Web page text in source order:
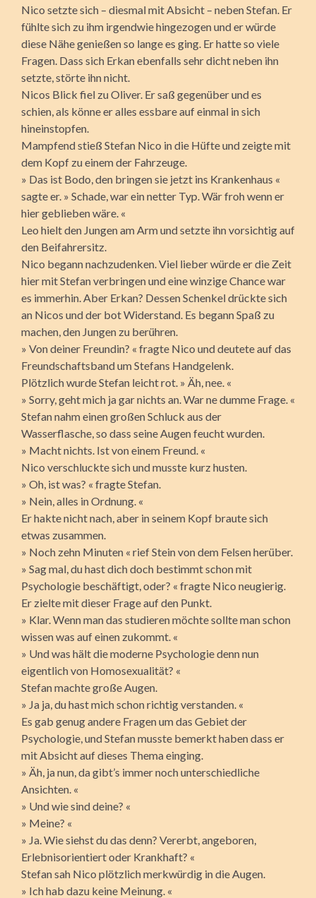
Nico setzte sich – diesmal mit Absicht – neben Stefan. Er
fühlte sich zu ihm irgendwie hingezogen und er würde
diese Nähe genießen so lange es ging. Er hatte so viele
Fragen. Dass sich Erkan ebenfalls sehr dicht neben ihn
setzte, störte ihn nicht.
Nicos Blick fiel zu Oliver. Er saß gegenüber und es
schien, als könne er alles essbare auf einmal in sich
hineinstopfen.
Mampfend stieß Stefan Nico in die Hüfte und zeigte mit
dem Kopf zu einem der Fahrzeuge.
» Das ist Bodo, den bringen sie jetzt ins Krankenhaus «
sagte er. » Schade, war ein netter Typ. Wär froh wenn er
hier geblieben wäre. «
Leo hielt den Jungen am Arm und setzte ihn vorsichtig auf
den Beifahrersitz.
Nico begann nachzudenken. Viel lieber würde er die Zeit
hier mit Stefan verbringen und eine winzige Chance war
es immerhin. Aber Erkan? Dessen Schenkel drückte sich
an Nicos und der bot Widerstand. Es begann Spaß zu
machen, den Jungen zu berühren.
» Von deiner Freundin? « fragte Nico und deutete auf das
Freundschaftsband um Stefans Handgelenk.
Plötzlich wurde Stefan leicht rot. » Äh, nee. «
» Sorry, geht mich ja gar nichts an. War ne dumme Frage. «
Stefan nahm einen großen Schluck aus der
Wasserflasche, so dass seine Augen feucht wurden.
» Macht nichts. Ist von einem Freund. «
Nico verschluckte sich und musste kurz husten.
» Oh, ist was? « fragte Stefan.
» Nein, alles in Ordnung. «
Er hakte nicht nach, aber in seinem Kopf braute sich
etwas zusammen.
» Noch zehn Minuten « rief Stein von dem Felsen herüber.
» Sag mal, du hast dich doch bestimmt schon mit
Psychologie beschäftigt, oder? « fragte Nico neugierig.
Er zielte mit dieser Frage auf den Punkt.
» Klar. Wenn man das studieren möchte sollte man schon
wissen was auf einen zukommt. «
» Und was hält die moderne Psychologie denn nun
eigentlich von Homosexualität? «
Stefan machte große Augen.
» Ja ja, du hast mich schon richtig verstanden. «
Es gab genug andere Fragen um das Gebiet der
Psychologie, und Stefan musste bemerkt haben dass er
mit Absicht auf dieses Thema einging.
» Äh, ja nun, da gibt’s immer noch unterschiedliche
Ansichten. «
» Und wie sind deine? «
» Meine? «
» Ja. Wie siehst du das denn? Vererbt, angeboren,
Erlebnisorientiert oder Krankhaft? «
Stefan sah Nico plötzlich merkwürdig in die Augen.
» Ich hab dazu keine Meinung. «